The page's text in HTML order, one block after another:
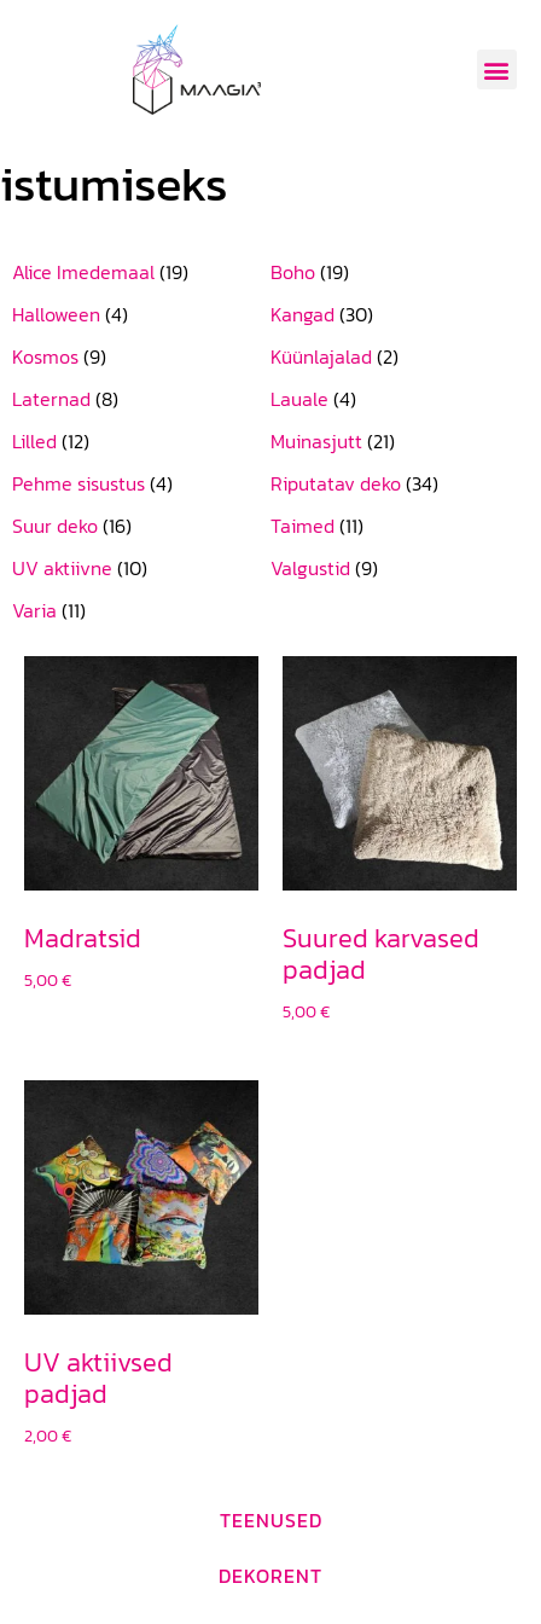
istumiseks
Alice Imedemaal(19) Boho(19)
Halloween (4) Kangad (30)
Kosmos(9) Küünlajalad (2)
Laternad (8) Lauale (4)
Lilled (12) Muinasjutt(21)
Pehme sisustus(4) Riputatav deko(34)
Suur deko(16) Taimed (11)
UV aktiivne (10) Valgustid (9)
Varia (11)
Madratsid
5,00€
Suured karvased
padjad
5,00€
UV aktiivsed
padjad
2,00€
TEENUSED
DEKORENT